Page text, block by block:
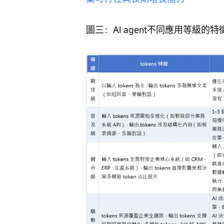
圖三：AI agent不同應用等級的特